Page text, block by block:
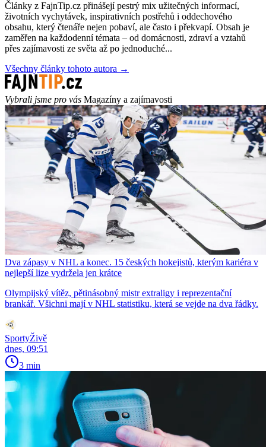
Články z FajnTip.cz přinášejí pestrý mix užitečných informací,
životních vychytávek, inspirativních postřehů i oddechového
obsahu, který čtenáře nejen pobaví, ale často i překvapí. Obsah je
zaměřen na každodenní témata – od domácnosti, zdraví a vztahů
přes zajímavosti ze světa až po jednoduché...
Všechny články tohoto autora →
Vybrali jsme pro vás Magazíny a zajímavosti
Dva zápasy v NHL a konec. 15 českých hokejistů, kterým kariéra v
nejlepší lize vydržela jen krátce
Olympijský vítěz, pětinásobný mistr extraligy i reprezentační
brankář. Všichni mají v NHL statistiku, která se vejde na dva řádky.
SportyŽivě
dnes, 09:51
3 min